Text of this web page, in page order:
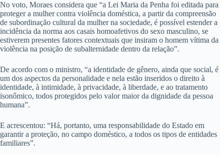
No voto, Moraes considera que “a Lei Maria da Penha foi editada para
proteger a mulher contra violência doméstica, a partir da compreensão
de subordinação cultural da mulher na sociedade, é possível estender a
incidência da norma aos casais homoafetivos do sexo masculino, se
estiverem presentes fatores contextuais que insiram o homem vítima da
violência na posição de subalternidade dentro da relação”.
De acordo com o ministro, “a identidade de gênero, ainda que social, é
um dos aspectos da personalidade e nela estão inseridos o direito à
identidade, à intimidade, à privacidade, à liberdade, e ao tratamento
isonômico, todos protegidos pelo valor maior da dignidade da pessoa
humana”.
E acrescentou: “Há, portanto, uma responsabilidade do Estado em
garantir a proteção, no campo doméstico, a todos os tipos de entidades
familiares”.